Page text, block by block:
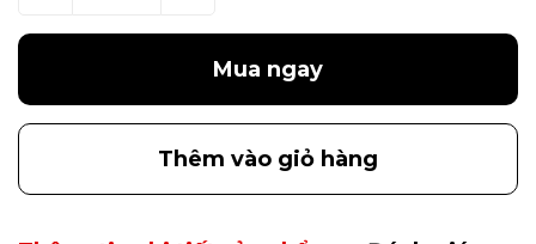
Mua ngay
Thêm vào giỏ hàng